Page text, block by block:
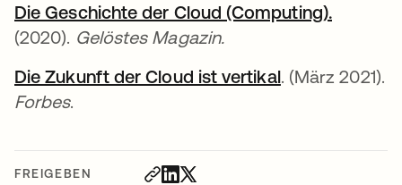
FREIGEBEN
Die Geschichte der Cloud (Computing).wird in
(2020). Gelöstes Magazin.
Die Zukunft der Cloud ist vertikalwird in einer
. (März 2021).
Forbes.